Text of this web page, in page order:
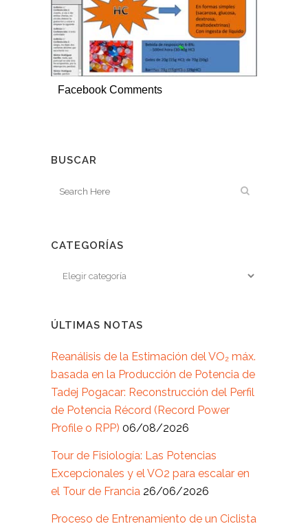
Facebook Comments
BUSCAR
CATEGORÍAS
ÚLTIMAS NOTAS
Reanálisis de la Estimación del VO₂ máx.
basada en la Producción de Potencia de
Tadej Pogacar: Reconstrucción del Perfil
de Potencia Récord (Record Power
Profile o RPP) 06/08/2026
Tour de Fisiología: Las Potencias
Excepcionales y el VO2 para escalar en
el Tour de Francia 26/06/2026
Proceso de Entrenamiento de un Ciclista